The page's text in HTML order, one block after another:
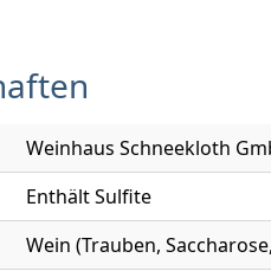
Weinhaus Schneekloth
Enthält Sulfite
Wein (Trauben,